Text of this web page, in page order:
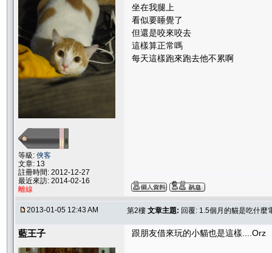
等級: 俠客
文章: 13
註冊時間: 2012-12-27
最近來訪: 2014-02-16
離線
坐在我腿上
看似要睡覺了
但還是咬來咬去
這樣算正常嗎
每天這樣跑來跑去他不累啊
2013-01-05 12:43 AM 第2樓 文章主題: 回覆: 1.5個月的貓是吃什麼
藍王子 跟朋友借來玩的小貓也是這樣....Orz